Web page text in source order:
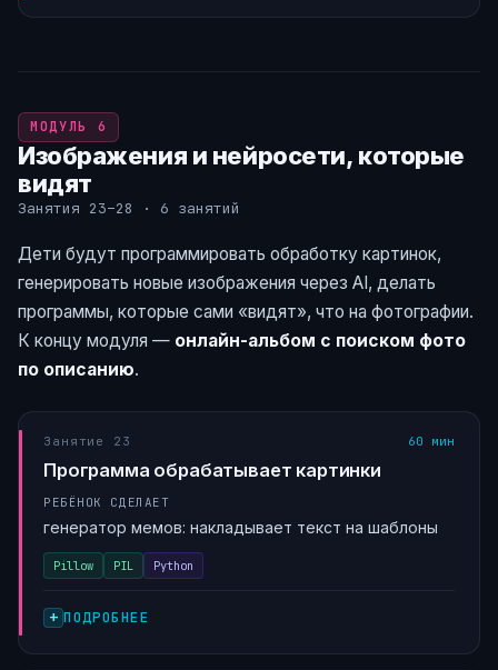
МОДУЛЬ 6
Изображения и нейросети, которые
видят
Занятия 23–28 · 6 занятий
Дети будут программировать обработку картинок,
генерировать новые изображения через AI, делать
программы, которые сами «видят», что на фотографии.
К концу модуля — онлайн-альбом с поиском фото
по описанию.
Занятие 23 60 мин
Программа обрабатывает картинки
РЕБЁНОК СДЕЛАЕТ
генератор мемов: накладывает текст на шаблоны
Pillow PIL Python
ПОДРОБНЕЕ